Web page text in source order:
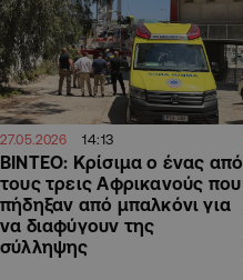
27.05.2026 14:13
ΒΙΝΤΕΟ: Κρίσιμα ο ένας από
τους τρεις Αφρικανούς που
πήδηξαν από μπαλκόνι για
να διαφύγουν της
σύλληψης